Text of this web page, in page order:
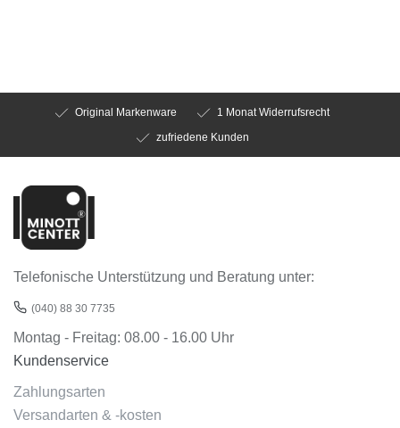
Original Markenware
1 Monat Widerrufsrecht
zufriedene Kunden
Telefonische Unterstützung und Beratung unter:
(040) 88 30 7735
Montag - Freitag: 08.00 - 16.00 Uhr
Kundenservice
Zahlungsarten
Versandarten & -kosten